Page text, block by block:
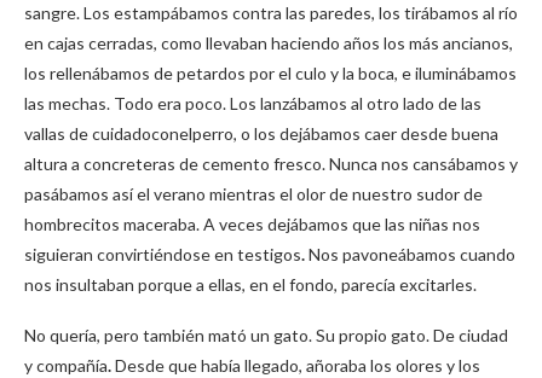
sangre. Los estampábamos contra las paredes, los tirábamos al río
en cajas cerradas, como llevaban haciendo años los más ancianos,
los rellenábamos de petardos por el culo y la boca, e iluminábamos
las mechas. Todo era poco. Los lanzábamos al otro lado de las
vallas de cuidadoconelperro, o los dejábamos caer desde buena
altura a concreteras de cemento fresco. Nunca nos cansábamos y
pasábamos así el verano mientras el olor de nuestro sudor de
hombrecitos maceraba. A veces dejábamos que las niñas nos
siguieran convirtiéndose en testigos.Nos pavoneábamos cuando
nos insultaban porque a ellas, en el fondo, parecía excitarles.
No quería, pero también mató un gato. Su propio gato. De ciudad
y compañía.Desde que había llegado, añoraba los olores y los